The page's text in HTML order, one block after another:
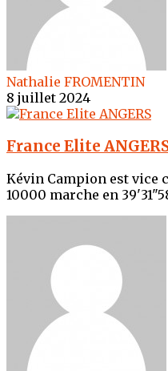
Nathalie FROMENTIN
8 juillet 2024
France Elite
Kévin Campion est vice
10000 marche en